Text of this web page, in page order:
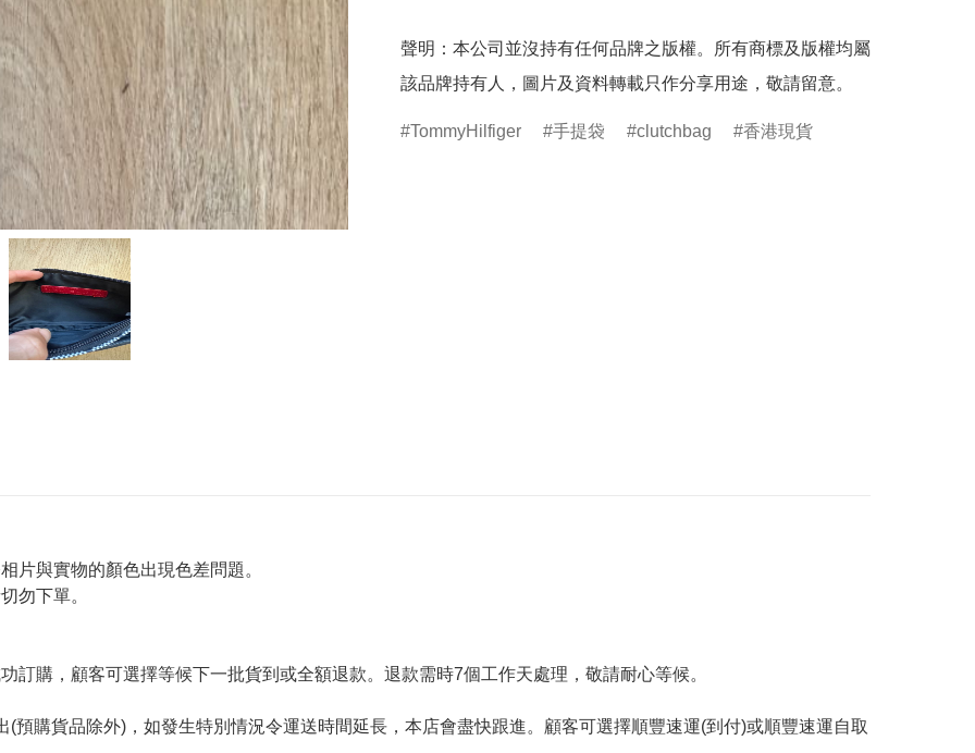
聲明：本公司並沒持有任何品牌之版權。所有商標及版權均屬
該品牌持有人，圖片及資料轉載只作分享用途，敬請留意。
TommyHilfiger 手提袋 clutchbag 香港現貨
與實物的顏色出現色差問題。
勿下單。
購，顧客可選擇等候下一批貨到或全額退款。退款需時7個工作天處理，敬請耐心等候。
購貨品除外)，如發生特別情況令運送時間延長，本店會盡快跟進。顧客可選擇順豐速運(到付)或順豐速運自取